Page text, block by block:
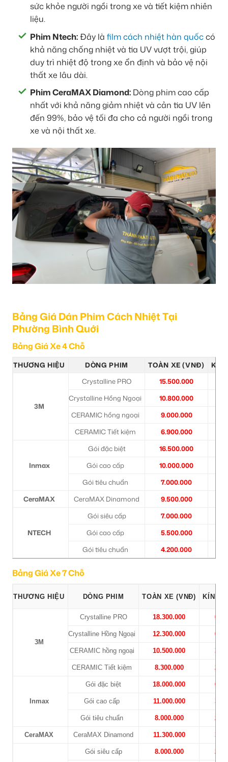
sức khỏe người ngồi trong xe và tiết kiệm nhiên
liệu.
Phim Ntech:Đây là film cách nhiệt hàn quốccó
khả năng chống nhiệt và tia UV vượt trội, giúp
duy trì nhiệt độ trong xe ổn định và bảo vệ nội
thất xe lâu dài.
Phim CeraMAX Diamond: Dòng phim cao cấp
nhất với khả năng giảm nhiệt và cản tia UV lên
đến 99%, bảo vệ tối đa cho cả người ngồi trong
xe và nội thất xe.
Bảng Giá Dán Phim Cách Nhiệt Tại
Phường Bình Quới
Bảng Giá Xe 4 Chỗ
THƯƠNG HIỆU DÒNG PHIM TOÀN XE (VNĐ)
3M
Crystalline PRO 15.500.000
Crystalline Hồng Ngoại
10.800.000
CERAMIC hồng ngoại
9.000.000
CERAMIC Tiết kiệm
6.900.000
Inmax
Gói đặc biệt 16.500.000
Gói cao cấp
10.000.000
Gói tiêu chuẩn
7.000.000
CeraMAX
CeraMAX Dinamond 9.500.000
NTECH
Gói siêu cấp 7.000.000
Gói cao cấp
5.500.000
Gói tiêu chuẩn
4.200.000
Bảng Giá Xe 7 Chỗ
THƯƠNG HIỆU DÒNG PHIM TOÀN XE (VNĐ) KÍNH
3M
Crystalline PRO 18.300.000
Crystalline Hồng Ngoại 12.300.000
CERAMIC hồng ngoại 10.500.000
CERAMIC Tiết kiệm 8.300.000
Inmax
Gói đặc biệt 18.000.000
Gói cao cấp 11.000.000
Gói tiêu chuẩn 8.000.000
CeraMAX CeraMAX Dinamond 11.300.000
Gói siêu cấp 8.000.000